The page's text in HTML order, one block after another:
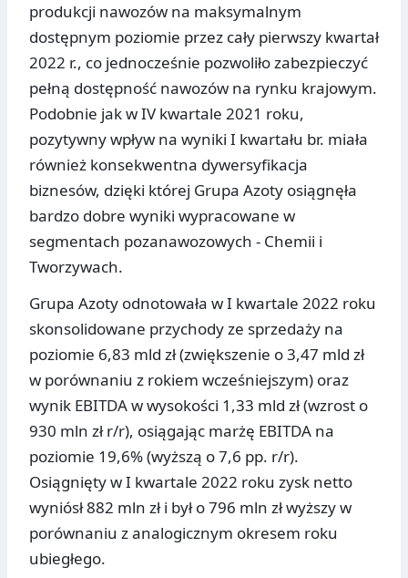
produkcji nawozów na maksymalnym
dostępnym poziomie przez cały pierwszy kwartał
2022 r., co jednocześnie pozwoliło zabezpieczyć
pełną dostępność nawozów na rynku krajowym.
Podobnie jak w IV kwartale 2021 roku,
pozytywny wpływ na wyniki I kwartału br. miała
również konsekwentna dywersyfikacja
biznesów, dzięki której Grupa Azoty osiągnęła
bardzo dobre wyniki wypracowane w
segmentach pozanawozowych - Chemii i
Tworzywach.
Grupa Azoty odnotowała w I kwartale 2022 roku
skonsolidowane przychody ze sprzedaży na
poziomie 6,83 mld zł (zwiększenie o 3,47 mld zł
w porównaniu z rokiem wcześniejszym) oraz
wynik EBITDA w wysokości 1,33 mld zł (wzrost o
930 mln zł r/r), osiągając marżę EBITDA na
poziomie 19,6% (wyższą o 7,6 pp. r/r).
Osiągnięty w I kwartale 2022 roku zysk netto
wyniósł 882 mln zł i był o 796 mln zł wyższy w
porównaniu z analogicznym okresem roku
ubiegłego.